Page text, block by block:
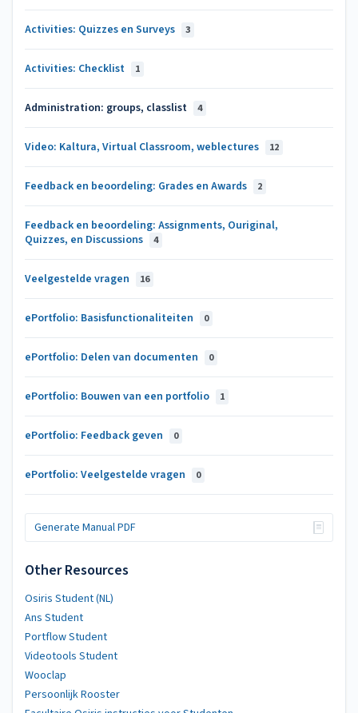
Activities: Quizzes en Surveys 3
Activities: Checklist 1
Administration: groups, classlist 4
Video: Kaltura, Virtual Classroom, weblectures 12
Feedback en beoordeling: Grades en Awards 2
Feedback en beoordeling: Assignments, Ouriginal,
Quizzes, en Discussions
4
Veelgestelde vragen 16
ePortfolio: Basisfunctionaliteiten 0
ePortfolio: Delen van documenten 0
ePortfolio: Bouwen van een portfolio 1
ePortfolio: Feedback geven 0
ePortfolio: Veelgestelde vragen 0
Generate Manual PDF
Other Resources
Osiris Student (NL)
Ans Student
Portflow Student
Videotools Student
Wooclap
Persoonlijk Rooster